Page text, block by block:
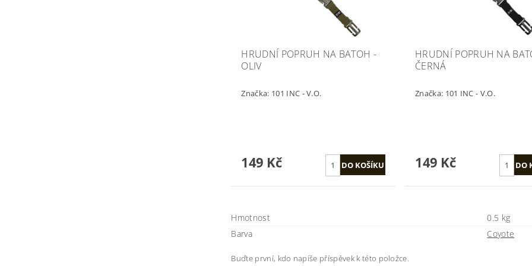
HRUDNÍ POPRUH NA BATOH -
OLIV
Značka: 101 INC - V.O.
149 Kč
HRUDNÍ POPRUH NA
ČERNÁ
Značka: 101 INC - V.O.
149 Kč
Hmotnost
0.5 kg
Barva
Coyote
Buďte první, kdo napíše příspěvek k této položce.